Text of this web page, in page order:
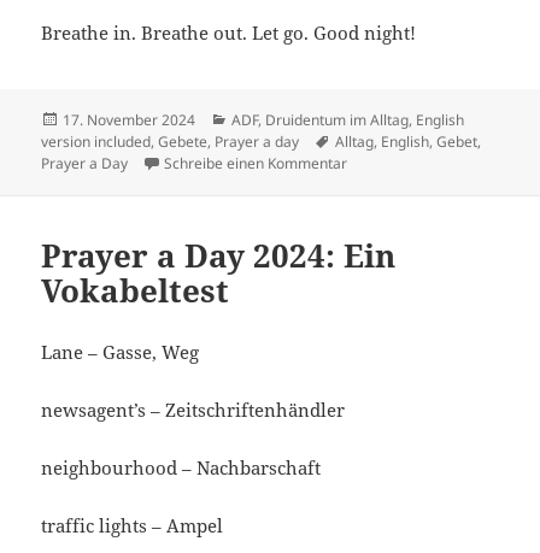
Breathe in. Breathe out. Let go. Good night!
Veröffentlicht
am
17. November 2024 Kategorien
ADF, Druidentum im Alltag, English
version included,Gebete, Prayer a day Schlagwörter
Alltag, English,Gebet,
Prayer a Day
Schreibe einen Kommentarzu Prayer A Day 2024: Zum
Prayer a Day 2024: Ein
Vokabeltest
Lane – Gasse, Weg
newsagent’s – Zeitschriftenhändler
neighbourhood – Nachbarschaft
traffic lights – Ampel